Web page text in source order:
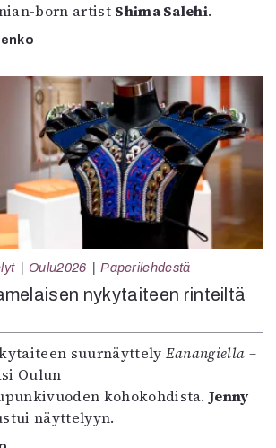
born artist Shima Salehi.
Oulu2026 Paperilehdestä
nykytaiteen rinteiltä
suurnäyttely Eanangiella –
Oulun
kohokohdista.Jenny
näyttelyyn.